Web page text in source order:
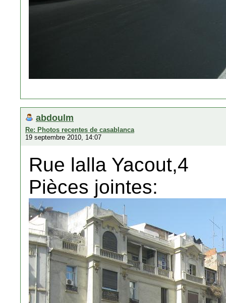
abdoulm
Re: Photos recentes de casablanca
19 septembre 2010, 14:07
Rue lalla Yacout,4
Pièces jointes: